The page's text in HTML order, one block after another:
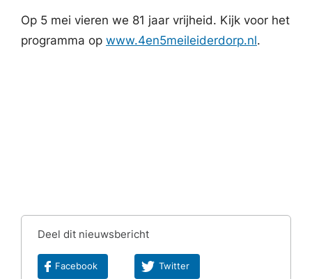
Op 5 mei vieren we 81 jaar vrijheid. Kijk voor het
programma op www.4en5meileiderdorp.nl.
Deel dit nieuwsbericht
Facebook Twitter